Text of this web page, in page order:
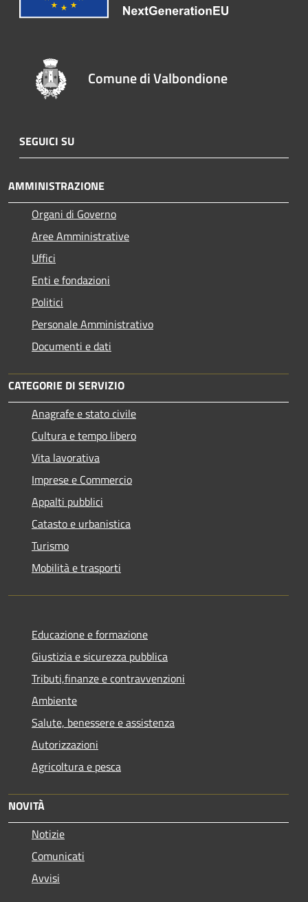
Comune di Valbondione
SEGUICI SU
AMMINISTRAZIONE
Organi di Governo
Aree Amministrative
Uffici
Enti e fondazioni
Politici
Personale Amministrativo
Documenti e dati
CATEGORIE DI SERVIZIO
Anagrafe e stato civile
Cultura e tempo libero
Vita lavorativa
Imprese e Commercio
Appalti pubblici
Catasto e urbanistica
Turismo
Mobilità e trasporti
Educazione e formazione
Giustizia e sicurezza pubblica
Tributi,finanze e contravvenzioni
Ambiente
Salute, benessere e assistenza
Autorizzazioni
Agricoltura e pesca
NOVITÀ
Notizie
Comunicati
Avvisi